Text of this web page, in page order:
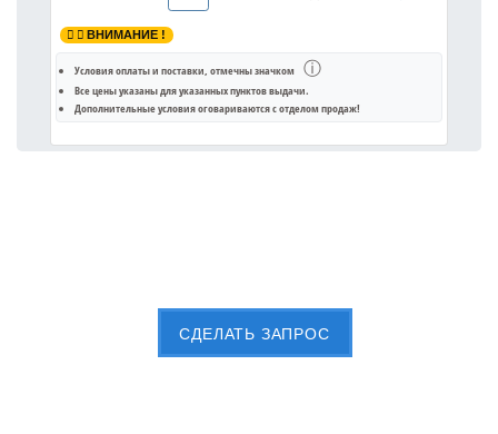
ВНИМАНИЕ !
Условия оплаты и поставки, отмечны значком ⓘ
Все цены указаны дляуказанных пунктов выдачи.
Дополнительные условия оговариваются с отделом продаж!
CДЕЛАТЬ ЗАПРОС